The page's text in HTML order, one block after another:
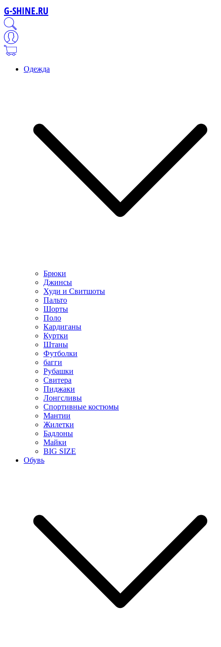
G-SHINE.RU
Одежда
Брюки
Джинсы
Худи и Свитшоты
Пальто
Шорты
Поло
Кардиганы
Куртки
Штаны
Футболки
багги
Рубашки
Свитера
Пиджаки
Лонгсливы
Спортивные костюмы
Мантии
Жилетки
Бадлоны
Майки
BIG SIZE
Обувь